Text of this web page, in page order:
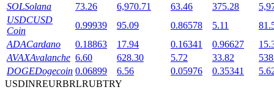
เงินกู้
บริการยืมเงินที่ได้รับการสนับสนุนจาก Crypto
SOLSolana 73.26 6,970.71 63.46 375.28
USDCUSD
Coin
0.99939 95.09 0.86578 5.11
ADACardano 0.18863 17.94 0.16341 0.96627
AVAXAvalanche 6.60 628.30 5.72 33.82
DOGEDogecoin 0.06899 6.56 0.05976 0.35341
USDINREURBRLRUBTRY